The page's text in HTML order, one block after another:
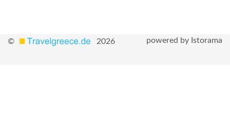
© 2026 powered by Istorama